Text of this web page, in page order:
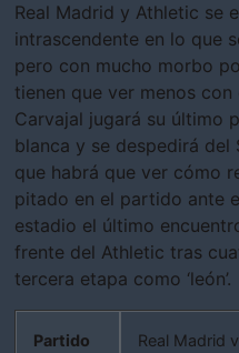
Real Madrid y Athletic se
intrascendente en lo que
pero con mucho morbo
tienen que ver menos
Carvajal jugará su último
blanca y se despedirá del
que habrá que ver cómo
pitado en el partido ante
estadio el último
frente del Athletic tras
tercera etapa como ‘león’.
Partido Real Madrid